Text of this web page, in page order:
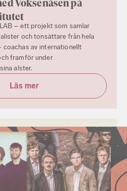
Voksenåsen på
– ett projekt som samlar
och tonsättare från hela
av internationellt
framför under
alster.
Läs mer